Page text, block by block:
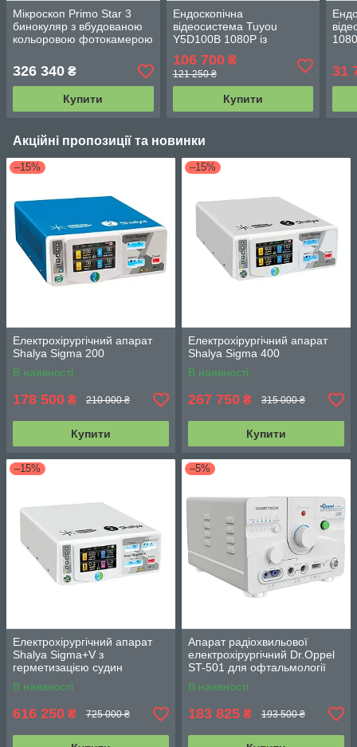
Мікроскоп Primo Star 3
бинокуляр з вбудованою
кольоровою фотокамерою
326 340 ₴
Купити
Ендоскопічна
відеосистема Tuyou
Y5D100B 1080Р із
(роздільна)
106 700₴
121 250 ₴
Купити
31
Акційні пропозиції та новинки
–15%
Електрохірургічний апарат
Shalya Sigma 200
В наявності
178 500 ₴ 210 000 ₴
Купити
–15%
Електрохірургічний апарат
Shalya Sigma 400
В наявності
267 750 ₴ 315 000 ₴
Купити
–15%
Електрохірургічний апарат
Shalya Sigma+V з
герметизацією судин
В наявності
616 250 ₴ 725 000 ₴
–5%
Апарат радіохвильової
електрохірургічний Dr.Oppel
ST-501 для офтальмології
В наявності
183 825 ₴ 193 500 ₴